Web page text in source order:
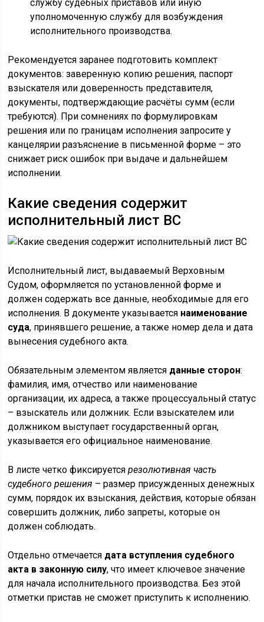
службу судебных приставов или иную
уполномоченную службу для возбуждения
исполнительного производства.
Рекомендуется заранее подготовить комплект
документов: заверенную копию решения, паспорт
взыскателя или доверенность представителя,
документы, подтверждающие расчёты сумм (если
требуются). При сомнениях по формулировкам
решения или по границам исполнения запросите у
канцелярии разъяснение в письменной форме – это
снижает риск ошибок при выдаче и дальнейшем
исполнении.
Какие сведения содержит
исполнительный лист ВС
Исполнительный лист, выдаваемый Верховным
Судом, оформляется по установленной форме и
должен содержать все данные, необходимые для его
исполнения. В документе указывается наименование
суда, принявшего решение, а также номер дела и дата
вынесения судебного акта.
Обязательным элементом является данные сторон:
фамилия, имя, отчество или наименование
организации, их адреса, а также процессуальный статус
– взыскатель или должник. Если взыскателем или
должником выступает государственный орган,
указывается его официальное наименование.
В листе четко фиксируетсярезолютивная часть
судебного решения – размер присужденных денежных
сумм, порядок их взыскания, действия, которые обязан
совершить должник, либо запреты, которые он
должен соблюдать.
Отдельно отмечается дата вступления судебного
акта в законную силу, что имеет ключевое значение
для начала исполнительного производства. Без этой
отметки пристав не сможет приступить к исполнению.